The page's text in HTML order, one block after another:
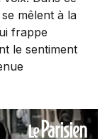
mêlent à la
frappe
le sentiment